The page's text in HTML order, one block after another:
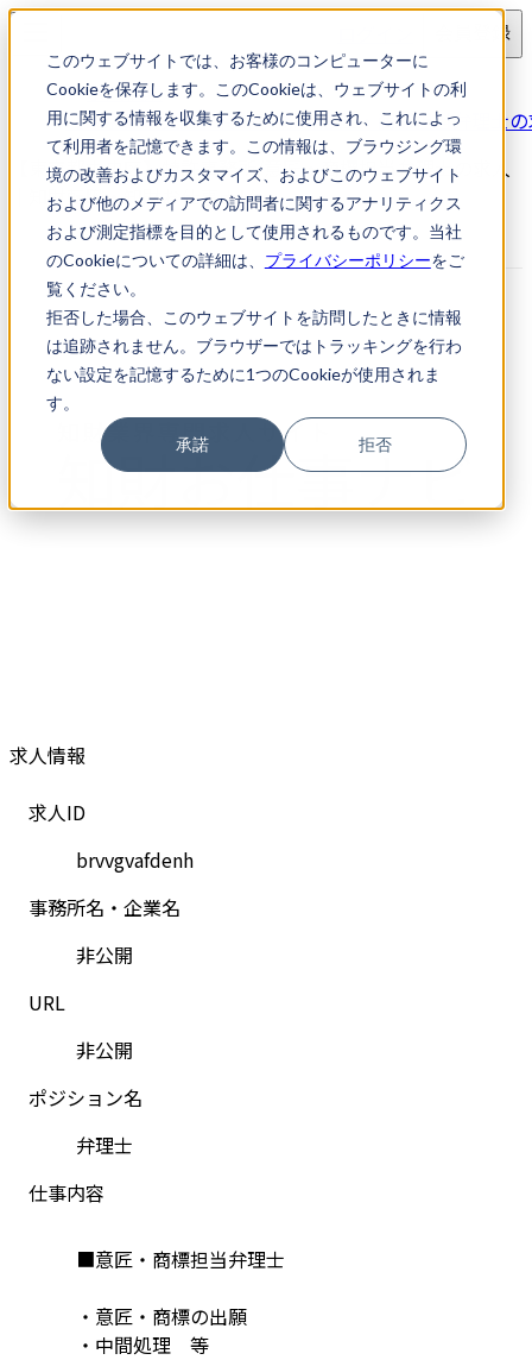
このウェブサイトでは、お客様のコンピューターに
Cookieを保存します。このCookieは、ウェブサイトの利
用に関する情報を収集するために使用され、これによっ
て利用者を記憶できます。この情報は、ブラウジング環
境の改善およびカスタマイズ、およびこのウェブサイト
および他のメディアでの訪問者に関するアナリティクス
および測定指標を目的として使用されるものです。当社
のCookieについての詳細は、 プライバシーポリシーをご
覧ください。
拒否した場合、このウェブサイトを訪問したときに情報
は追跡されません。ブラウザーではトラッキングを行わ
ない設定を記憶するために1つのCookieが使用されま
す。
承諾 拒否
会員登録
求人検索
【東京都中央区】特許事務所/意匠・商標担当弁理士
【東京都中央区】特許事務所/意匠・商標担当弁理士の求人
｜知財転職・知財お仕事ナビ
求人情報
求人ID
brvvgvafdenh
事務所名・企業名
非公開
URL
非公開
ポジション名
弁理士
仕事内容
■意匠・商標担当弁理士
・意匠・商標の出願
・中間処理　等